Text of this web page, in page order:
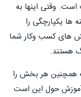
است. وقتی اینها به
ها یکپارچگی را
های کسب وکار شما
هستند.
همچنین هر بخش را
حول این است